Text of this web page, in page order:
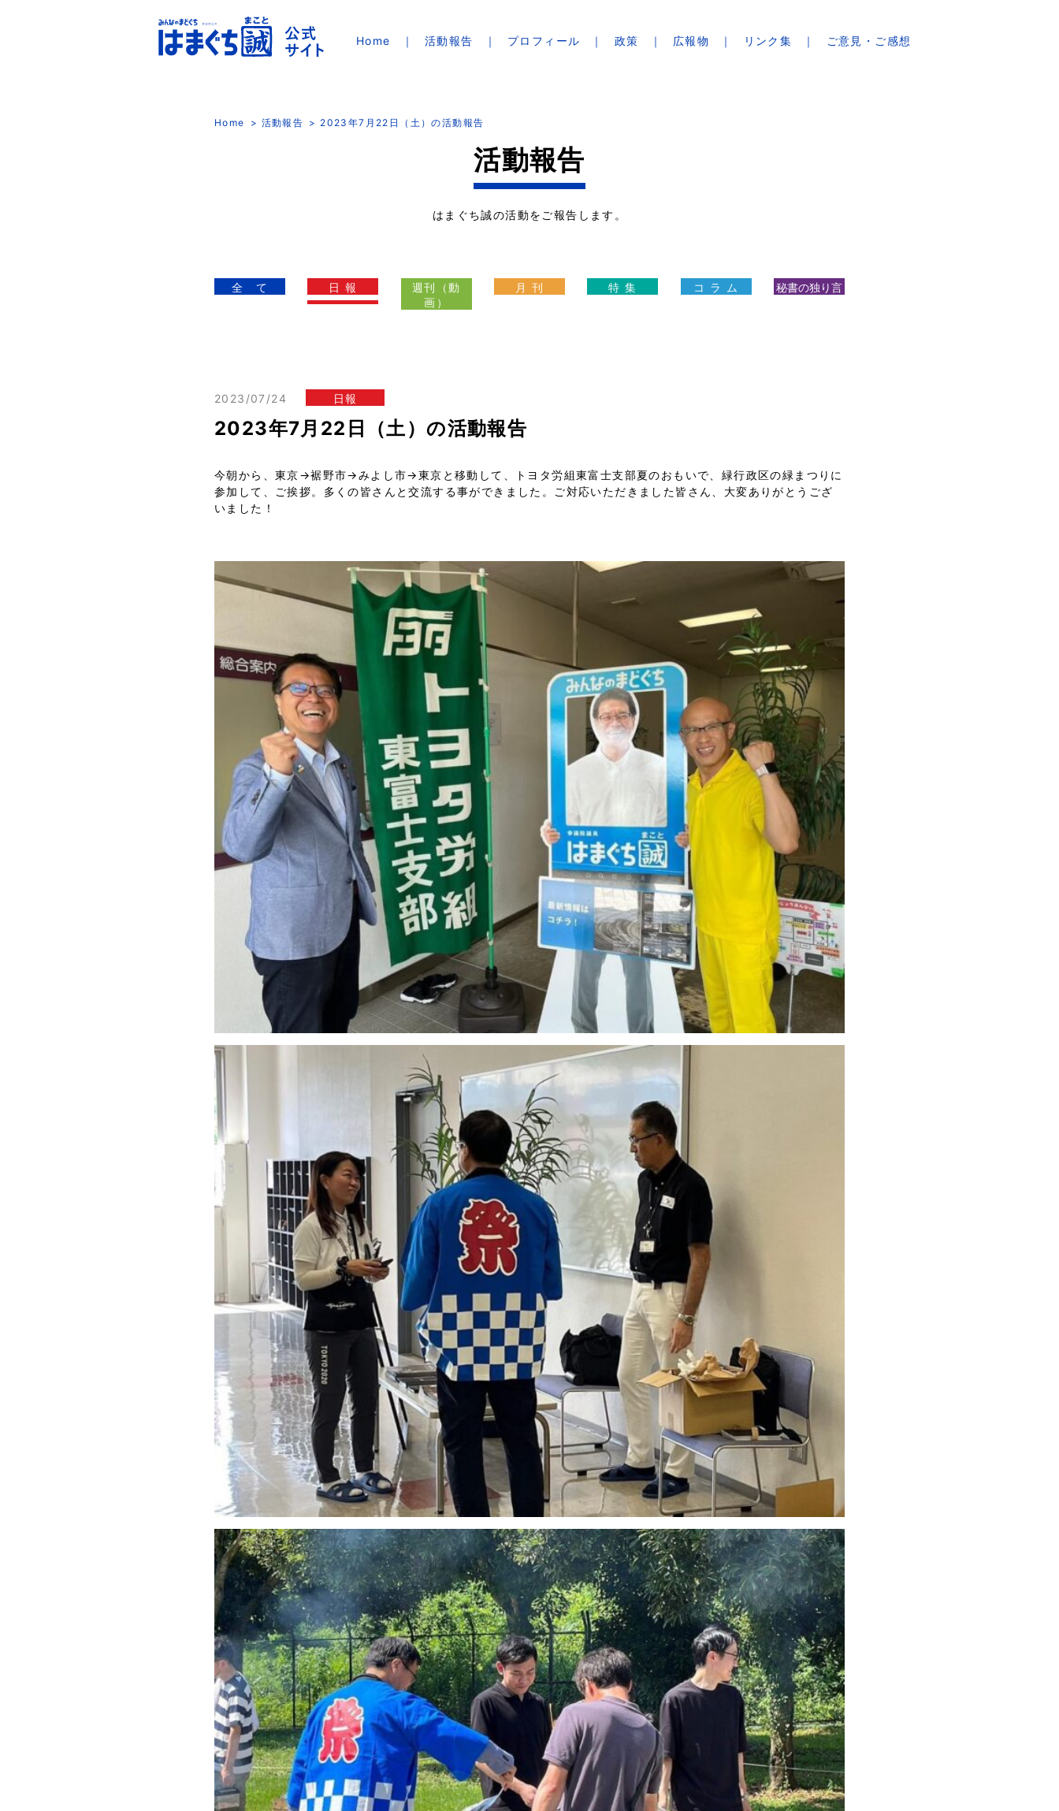
Home 活動報告 プロフィール 政策 広報物 リンク集 ご意見・ご感想
Home 活動報告 2023年7月22日（土）の活動報告
活動報告
はまぐち誠の活動をご報告します。
全 て 日 報
週刊（動
画）
月 刊 特 集 コ ラ ム 秘書の独り言
2023/07/24 日報
2023年7月22日（土）の活動報告
今朝から、東京→裾野市→みよし市→東京と移動して、トヨタ労組東富士支部夏のおもいで、緑行政区の緑まつりに
参加して、ご挨拶。多くの皆さんと交流する事ができました。ご対応いただきました皆さん、大変ありがとうござ
いました！